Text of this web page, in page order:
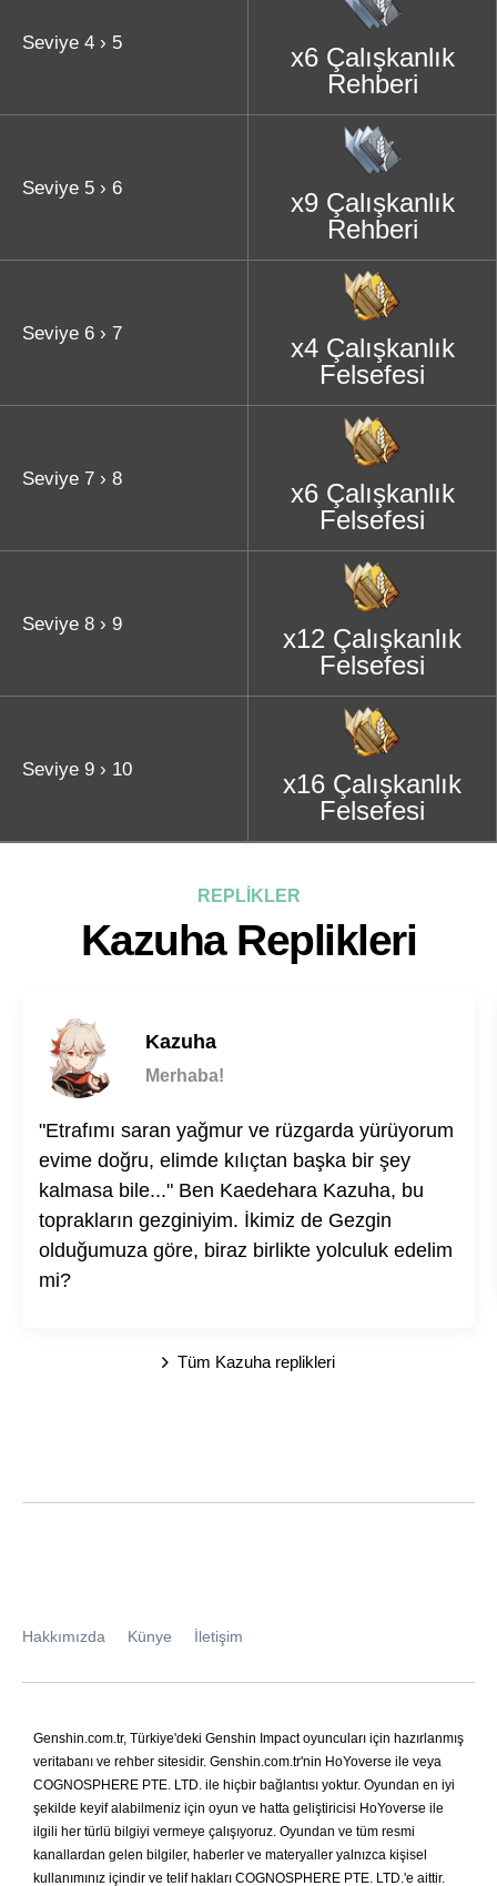
Seviye 4 › 5
x6 Çalışkanlık
Rehberi
Seviye 5 › 6
x9 Çalışkanlık
Rehberi
Seviye 6 › 7
x4 Çalışkanlık
Felsefesi
Seviye 7 › 8
x6 Çalışkanlık
Felsefesi
Seviye 8 › 9
x12 Çalışkanlık
Felsefesi
Seviye 9 › 10
x16 Çalışkanlık
Felsefesi
REPLİKLER
Kazuha Replikleri
"Etrafımı saran yağmur ve rüzgarda yürüyorum
evime doğru, elimde kılıçtan başka bir şey
kalmasa bile..." Ben Kaedehara Kazuha, bu
toprakların gezginiyim. İkimiz de Gezgin
olduğumuza göre, biraz birlikte yolculuk edelim
mi?
Kazuha
Merhaba!
Tüm Kazuha replikleri
Hakkımızda Künye İletişim
Genshin.com.tr, Türkiye'deki Genshin Impact oyuncuları için hazırlanmış
veritabanı ve rehber sitesidir. Genshin.com.tr'nin HoYoverse ile veya
COGNOSPHERE PTE. LTD. ile hiçbir bağlantısı yoktur. Oyundan en iyi
şekilde keyif alabilmeniz için oyun ve hatta geliştiricisi HoYoverse ile
ilgili her türlü bilgiyi vermeye çalışıyoruz. Oyundan ve tüm resmi
kanallardan gelen bilgiler, haberler ve materyaller yalnızca kişisel
kullanımınız içindir ve telif hakları COGNOSPHERE PTE. LTD.'e aittir.